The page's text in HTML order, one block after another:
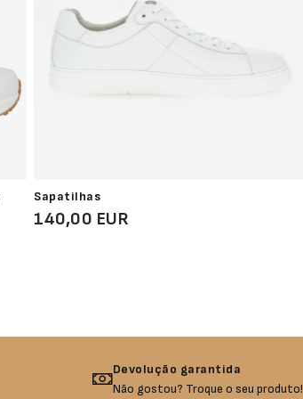
Sapatilhas
140,00 EUR
Devolução garantida
Não gostou? Troque o seu produto!